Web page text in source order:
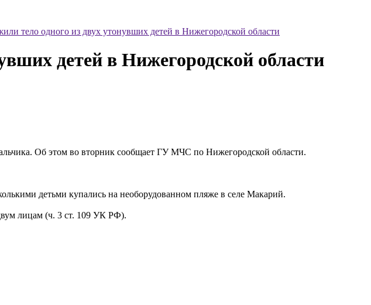
тело одного из двух утонувших детей в Нижегородской области
детей в Нижегородской области
Об этом во вторник сообщает ГУ МЧС по Нижегородской области.
детьми купались на необорудованном пляже в селе Макарий.
лицам (ч. 3 ст. 109 УК РФ).